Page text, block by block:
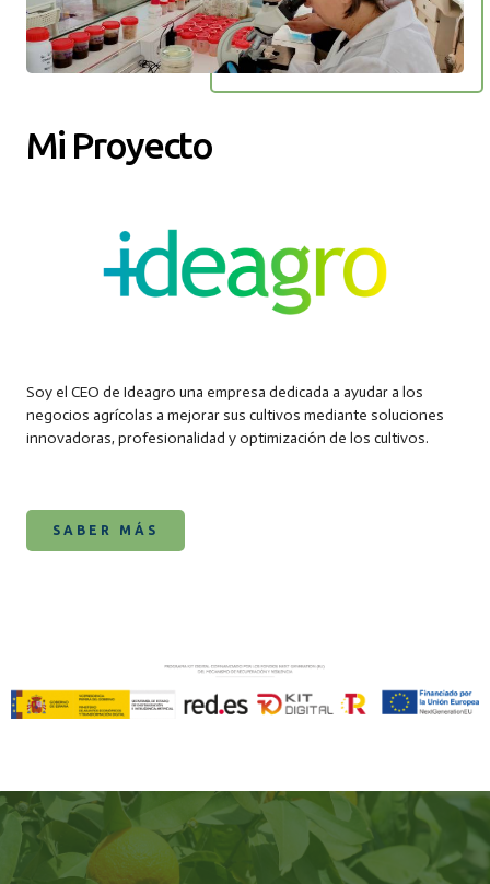
Mi Proyecto
Soy el CEO de Ideagro una empresa dedicada a ayudar a los
negocios agrícolas a mejorar sus cultivos mediante soluciones
innovadoras, profesionalidad y optimización de los cultivos.
SABER MÁS